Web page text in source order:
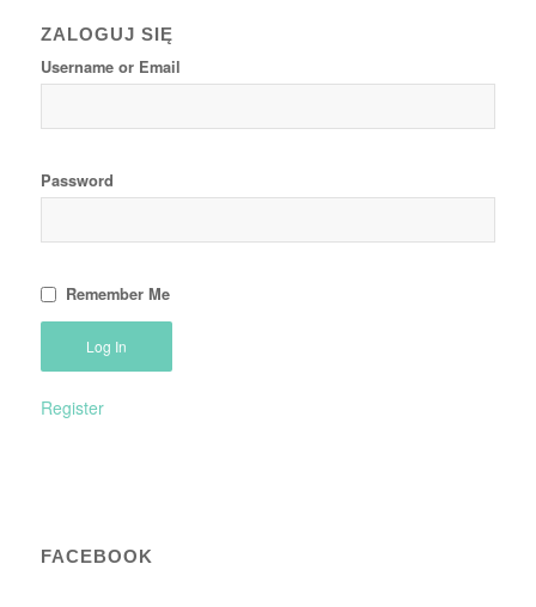
ZALOGUJ SIĘ
Username or Email
Password
Remember Me
Register
FACEBOOK